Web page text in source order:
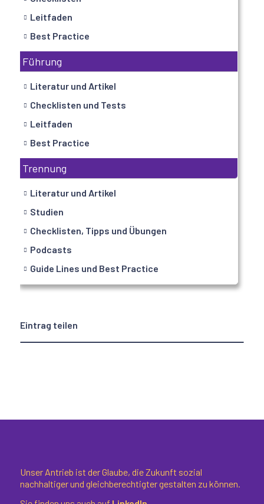
Leitfaden
Best Practice
Führung
Literatur und Artikel
Checklisten und Tests
Leitfaden
Best Practice
Trennung
Literatur und Artikel
Studien
Checklisten, Tipps und Übungen
Podcasts
Guide Lines und Best Practice
Eintrag teilen
Unser Antrieb ist der Glaube, die Zukunft sozial
nachhaltiger und gleichberechtigter gestalten zu können.